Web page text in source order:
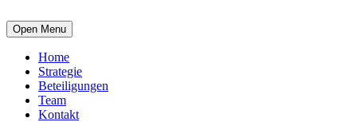
Open Menu
Home
Strategie
Beteiligungen
Team
Kontakt